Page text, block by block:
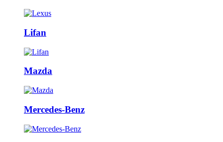
Lifan
Mazda
Mercedes-Benz